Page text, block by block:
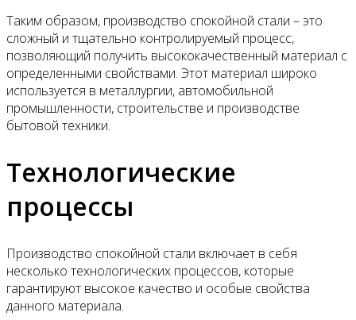
Таким образом, производство спокойной стали – это
сложный и тщательно контролируемый процесс,
позволяющий получить высококачественный материал с
определенными свойствами. Этот материал широко
используется в металлургии, автомобильной
промышленности, строительстве и производстве
бытовой техники.
Технологические
процессы
Производство спокойной стали включает в себя
несколько технологических процессов, которые
гарантируют высокое качество и особые свойства
данного материала.